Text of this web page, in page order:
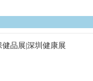
品展|深圳健康展